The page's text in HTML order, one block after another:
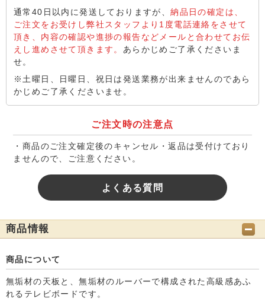
通常40日以内に発送しておりますが、納品日の確定は、
ご注文をお受けし弊社スタッフより1度電話連絡をさせて
頂き、内容の確認や進捗の報告などメールと合わせてお伝
えし進めさせて頂きます。 あらかじめご了承くださいま
せ。
※土曜日、日曜日、祝日は発送業務が出来ませんのであら
かじめご了承くださいませ。
ご注文時の注意点
・商品のご注文確定後のキャンセル・返品は受付けており
ませんので、ご注意ください。
よくある質問
商品情報
商品について
無垢材の天板と、無垢材のルーバーで構成された高級感あふ
れるテレビボードです。